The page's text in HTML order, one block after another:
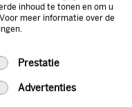
inhoud te tonen en om u
meer informatie over de
Prestatie
Advertenties